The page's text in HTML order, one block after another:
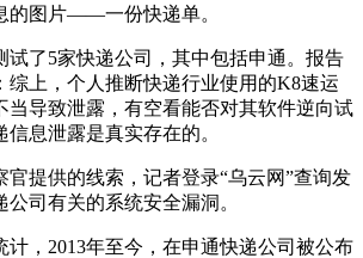
的图片——一份快递单。
试了5家快递公司，其中包括申通。报告
综上，个人推断快递行业使用的K8速运
当导致泄露，有空看能否对其软件逆向试
息泄露是真实存在的。
官提供的线索，记者登录“乌云网”查询发
司有关的系统安全漏洞。
计，2013年至今，在申通快递公司被公布